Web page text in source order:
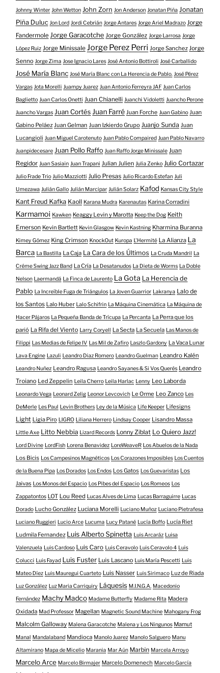
Johnny Winter John Wetton John Zorn Jon Anderson Jonatan Piña Jonatan
Piña Duluc Jon Lord Jordi Cebrián Jorge Antares Jorge Ariel Madrazo Jorge
Fandermole Jorge Garacotche Jorge González Jorge Larrosa Jorge
López Ruiz Jorge Minissale Jorge Perez Perri Jorge Sanchez Jorge
Senno Jorge Zima Jose Ignacio Lares José Antonio Bottiroli José Carballido
José María Blanc José María Blanc con La Herencia de Pablo. José Pérez
Vargas Jota Morelli Juampy Juarez Juan Antonio Ferreyra JAF Juan Carlos
Baglietto Juan Carlos Onetti Juan Chianelli Juanchi Vidoletti Juancho Perone
Juancho Vargas Juan Cortés Juan Farré Juan Forche Juan Gabino Juan
Gabino Peláez Juan Gelman Juan Izkierdo Grupo Juanjo Sunda Juan
Lucangioli Juan Miguel Carotenuto Juan Pablo Compaired Juan Pablo Navarro
Juanpidecesare Juan Pollo Raffo Juan Raffo Jorge Minissale Juan
Regidor Juan Sasiain Juan Trapani Julian Julien Julia Zenko Julio Cortazar
Julio Frade Trio Julio Mazziotti Julio Presas Julio Ricardo Estefan Juli
Umezawa Julián Gallo Julián Marcipar Julián Solarz Kafod Kansas City Style
Kant Freud Kafka Kaoll Karana Mudra Karenautas Karina Corradini
Karmamoi Kawken Keaggy Levin y Marotta Keep the Dog Keith
Emerson Kevin Bartlett Kevin Glasgow Kevin Kastning Kharmina Buranna
Kimey Gómez King Crimson KnockOut Kuropa L'Hermité La Alianza La
Barca La Bastilla La Caja La Cara de los Últimos La Cruda Mandril La
Créme Swing Jazz Band La Cría La Desatanudos La Dieta de Worms La Doble
Nelson Laermandá La Finca de Laurento La Gota La Herencia de
Pablo La Increíble Fuga de Triángulos La Joven Guarrior Lakranya Lalo de
los Santos Lalo Huber Lalo Schifrin La Máquina Cinemática La Máquina de
Hacer Pájaros La Pequeña Banda de Trícupa La Percanta La Perra que los
parió La Rifa del Viento Larry Coryell La Secta La Secuela Las Manos de
Filippi Las Medias de Felipe IV Las Mil de Zafiro Laszlo Gardony La Vaca Lunar
Lava Engine Lazuli Leandro Diaz Romero Leandro Guelman Leandro Kalén
Leandro Nuñez Leandro Ragusa Leandro Sayanes & Si Vos Querés Leandro
Troiano Led Zeppelin Leila Cherro Leila Harlac Lenny Leo Laborda
Leonardo Vega Leonard Zelig Leonor Levcovich Le Orme Leo Zanco Les
DeMerle Les Paul Levin Brothers Ley de la Música Life Keeper Lifesigns
Light Ligia Piro LIGRO Liliana Herrero Lindsay Cooper Lisandro Massa
Little Axe Litto Nebbia Lizard Records Lonny Ziblat Lo Quiero Jazz!
Lord Divine LordFish Lorena Benavidez LoreWeaveR Los Abuelos de la Nada
Los Bicis Los Campesinos Magnéticos Los Corazones Imposibles Los Cuentos
de la Buena Pipa Los Dorados Los Endos Los Gatos Los Guevaristas Los
Jaivas Los Monos del Espacio Los Pibes del Espacio Los Romeos Los
Zappatontos LOT Lou Reed Lucas Alves de Lima Lucas Barraguirre Lucas
Dorado Lucho González Luciana Morelli Luciano Muñoz Luciano Pietrafesa
Luciano Ruggieri Lucio Arce Lucuma Lucy Patané Lucía Boffo Lucía Riet
Ludmila Fernandez Luis Alberto Spinetta Luis Arcaráz Luisa
Valenzuela Luis Cardoso Luis Caro Luis Ceravolo Luis Ceravolo 4 Luis
Colucci Luis Fayad Luis Fuster Luis Lascano Luis María Pescetti Luis
Mateo Díez Luis Mauregui Cuarteto Luis Nasser Luis Sirimaco Luz de Riada
Luz González Luz Maria Carriquiry Láquesis M.I.N.G.A. Macedonio
Fernández Machy Madco Madame Butterfly Madame Rita Madera
Oxidada Mad Professor Magellan Magnetic Sound Machine Mahogany Frog
Malcolm Galloway Malena Garacotche Malena y Los Ningunos Mamut
Manal Mandalaband Mandioca Manolo Juarez Manolo Salguero Manu
Altamirano Mapa de Micelio Marania Mar Aún Marbin Marcela Arroyo
Marcelo Arce Marcelo Birmajer Marcelo Domenech Marcelo García